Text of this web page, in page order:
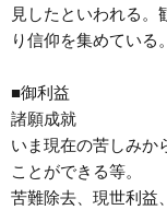
見したといわれる
り信仰を集めている。
■御利益
諸願成就
いま現在の苦しみか
ことができる等。
苦難除去、現世利益